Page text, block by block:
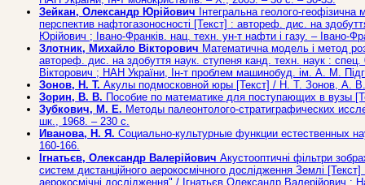
Зейкан, Олександр Юрійович Інтегральна геолого-
перспектив нафтогазоносності [Текст] : автореф. дис. на
Юрійович ; Івано-Франків. нац. техн. ун-т нафти і газу. – Івано-
Злотник, Михайло Вікторович Математична модель і метод
автореф. дис. на здобуття наук. ступеня канд. техн. наук :
Вікторович ; НАН України, Ін-т проблем машинобуд. ім. А. М.
Зонов, Н. Т. Акулы подмосковной юры [Текст] / Н. Т. Зонов,
Зорин, В. В. Пособие по математике для поступающих в
Зубкович, М. Е. Методы палеонтолого-стратиграфических
шк., 1968. – 230 с.
Иванова, Н. Я. Социально-культурные функции естественных
160-166.
Ігнатьєв, Олександр Валерійович Акустооптичні фільтри
систем дистанційного аерокосмічного дослідження Землі
аерокосмічні дослідження" / Ігнатьєв Олександр Валерійович